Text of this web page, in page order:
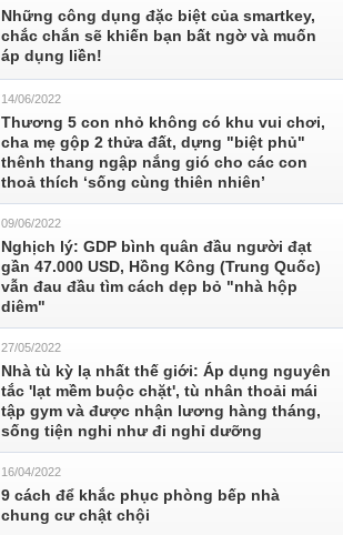
Những công dụng đặc biệt của smartkey,
chắc chắn sẽ khiến bạn bất ngờ và muốn
áp dụng liền!
14/06/2022
Thương 5 con nhỏ không có khu vui chơi,
cha mẹ gộp 2 thửa đất, dựng "biệt phủ"
thênh thang ngập nắng gió cho các con
thoả thích ‘sống cùng thiên nhiên’
09/06/2022
Nghịch lý: GDP bình quân đầu người đạt
gần 47.000 USD, Hồng Kông (Trung Quốc)
vẫn đau đầu tìm cách dẹp bỏ "nhà hộp
diêm"
27/05/2022
Nhà tù kỳ lạ nhất thế giới: Áp dụng nguyên
tắc 'lạt mềm buộc chặt', tù nhân thoải mái
tập gym và được nhận lương hàng tháng,
sống tiện nghi như đi nghỉ dưỡng
16/04/2022
9 cách để khắc phục phòng bếp nhà
chung cư chật chội